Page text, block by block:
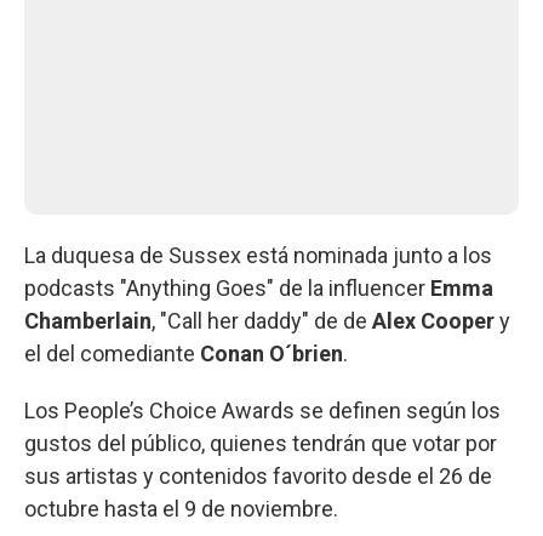
La duquesa de Sussex está nominada junto a los
podcasts "Anything Goes" de la influencer Emma
Chamberlain, "Call her daddy" de de Alex Coopery
el del comediante Conan O´brien.
Los People’s Choice Awards se definen según los
gustos del público, quienes tendrán que votar por
sus artistas y contenidos favorito desde el 26 de
octubre hasta el 9 de noviembre.